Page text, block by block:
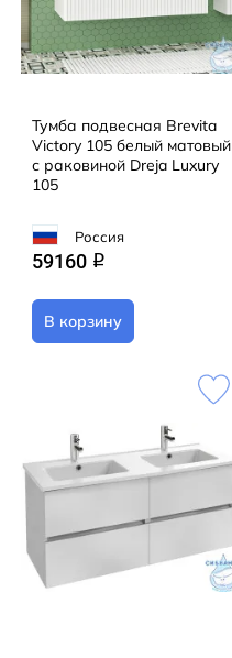
Тумба подвесная Brevita
Victory 105 белый матовый
с раковиной Dreja Luxury
105
Россия
59160 q
В корзину